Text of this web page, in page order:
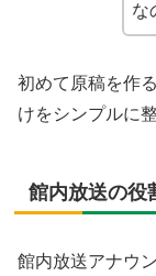
な
初めて原稿を作
けをシンプルに
館内放送の役
館内放送アナウ